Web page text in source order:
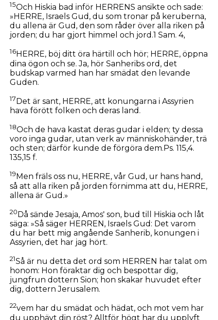
15Och Hiskia bad inför HERRENS ansikte och sade:
»HERRE, Israels Gud, du som tronar på keruberna,
du allena är Gud, den som råder över alla riken på
jorden; du har gjort himmel och jord.1 Sam. 4,
16HERRE, böj ditt öra härtill och hör; HERRE, öppna
dina ögon och se. Ja, hör Sanheribs ord, det
budskap varmed han har smädat den levande
Guden.
17Det är sant, HERRE, att konungarna i Assyrien
hava förött folken och deras land.
18Och de hava kastat deras gudar i elden; ty dessa
voro inga gudar, utan verk av människohänder, trä
och sten; därför kunde de förgöra dem.Ps. 115,4.
135,15 f.
19 Men fräls oss nu, HERRE, vår Gud, ur hans hand,
så att alla riken på jorden förnimma att du, HERRE,
allena är Gud.»
20Då sände Jesaja, Amos' son, bud till Hiskia och låt
säga: »Så säger HERREN, Israels Gud: Det varom
du har bett mig angående Sanherib, konungen i
Assyrien, det har jag hört.
21Så är nu detta det ord som HERREN har talat om
honom: Hon föraktar dig och bespottar dig,
jungfrun dottern Sion; hon skakar huvudet efter
dig, dottern Jerusalem.
22vem har du smädat och hädat, och mot vem har
du upphävt din röst? Alltför högt har du upplyft